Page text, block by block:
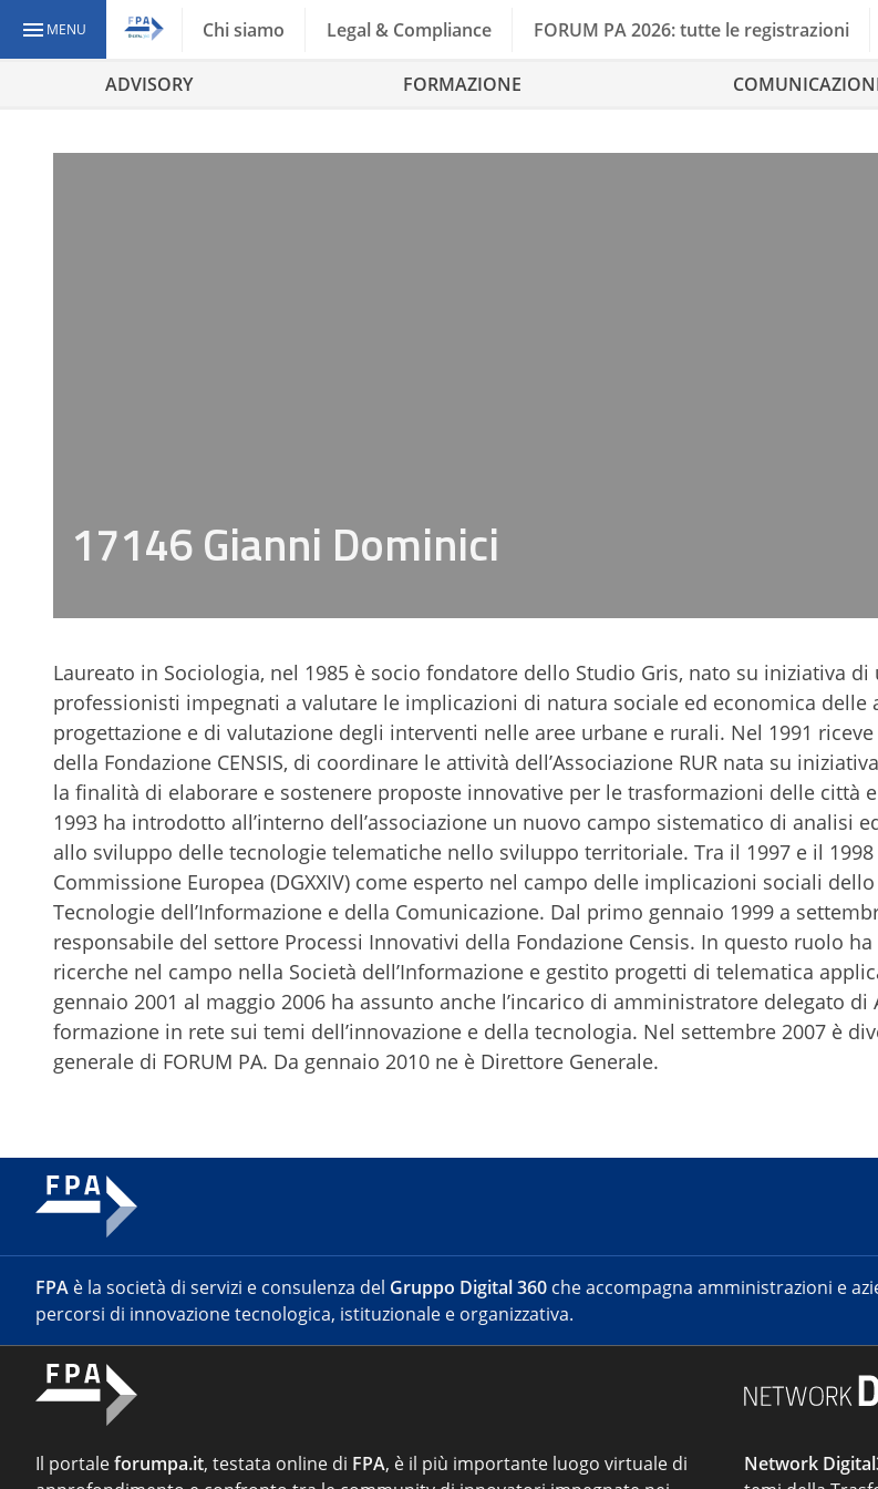
MENU Chi siamo Legal & Compliance FORUM PA 2026: tutte le registrazioni
ADVISORY FORMAZIONE
17146 Gianni Dominici
Laureato in Sociologia, nel 1985 è socio fondatore dello Studio Gris, nato su iniziativa di
professionisti impegnati a valutare le implicazioni di natura sociale ed economica delle
progettazione e di valutazione degli interventi nelle aree urbane e rurali. Nel 1991 riceve
della Fondazione CENSIS, di coordinare le attività dell’Associazione RUR nata su
la finalità di elaborare e sostenere proposte innovative per le trasformazioni delle città
1993 ha introdotto all’interno dell’associazione un nuovo campo sistematico di analisi
allo sviluppo delle tecnologie telematiche nello sviluppo territoriale. Tra il 1997 e il
Commissione Europea (DGXXIV) come esperto nel campo delle implicazioni sociali
Tecnologie dell’Informazione e della Comunicazione. Dal primo gennaio 1999 a
responsabile del settore Processi Innovativi della Fondazione Censis. In questo ruolo
ricerche nel campo nella Società dell’Informazione e gestito progetti di telematica
gennaio 2001 al maggio 2006 ha assunto anche l’incarico di amministratore delegato di
formazione in rete sui temi dell’innovazione e della tecnologia. Nel settembre 2007 è
generale di FORUM PA. Da gennaio 2010 ne è Direttore Generale.
FPA è la società di servizi e consulenza del Gruppo Digital 360 che accompagna amministrazioni e
percorsi di innovazione tecnologica, istituzionale e organizzativa.
Il portaleforumpa.it, testata online di FPA, è il più importante luogo virtuale di
Network